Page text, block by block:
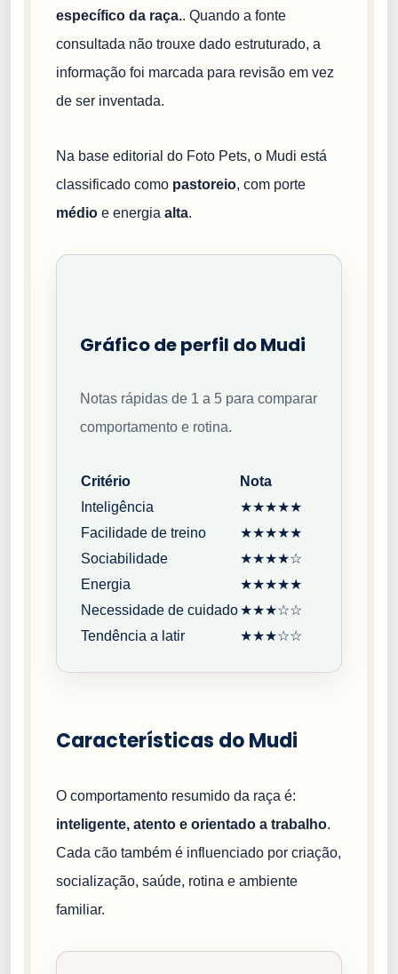
específico da raça.. Quando a fonte
consultada não trouxe dado estruturado, a
informação foi marcada para revisão em vez
de ser inventada.
Na base editorial do Foto Pets, o Mudi está
classificado como pastoreio, com porte
médio e energia alta.
Gráfico de perfil do Mudi
Notas rápidas de 1 a 5 para comparar
comportamento e rotina.
Critério
Nota
Inteligência
★★★★★
Facilidade de treino
★★★★★
Sociabilidade
★★★★☆
Energia
★★★★★
Necessidade de cuidado★★★☆☆
Tendência a latir
★★★☆☆
Características do Mudi
O comportamento resumido da raça é:
inteligente, atento e orientado a trabalho.
Cada cão também é influenciado por criação,
socialização, saúde, rotina e ambiente
familiar.